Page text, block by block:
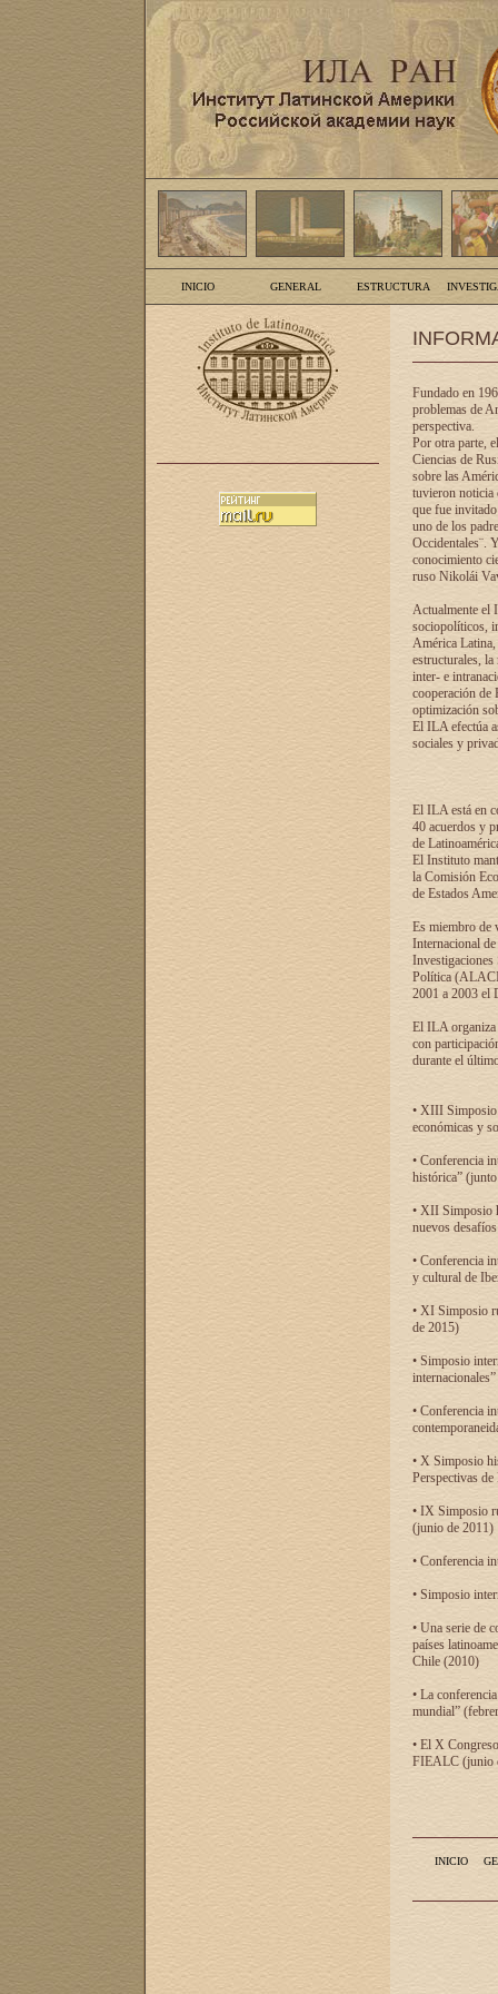
INICIO GENERAL ESTRUCTURA
Fundado en
problemas de
perspectiva.
Por otra parte,
Ciencias de
sobre las
tuvieron noticia
que fue
uno de los
Occidentales¨.
conocimiento
ruso Nikolái
Actualmente el
sociopolíticos,
América Latina,
estructurales,
inter- e
cooperación de
optimización
El ILA efectúa
sociales y
El ILA está en
40 acuerdos y
de
El Instituto
la Comisión
de Estados
Es miembro de
Internacional
Investigaciones
Política
2001 a 2003 el
El ILA organiza
con
durante el
• XIII Simposio
económicas y
• Conferencia
histórica”
• XII Simposio
nuevos
• Conferencia
y cultural de
• XI Simposio
de 2015)
• Simposio
• Conferencia
• X Simposio
Perspectivas
• IX Simposio
(junio de 2011)
• Conferencia
• Simposio
• Una serie de
países
Chile (2010)
• La
mundial”
• El X
FIEALC (junio
INICIO